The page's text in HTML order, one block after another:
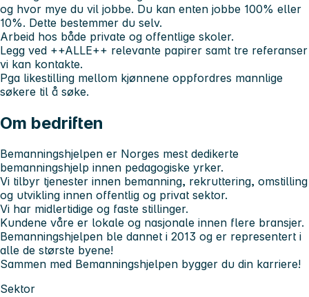
og hvor mye du vil jobbe. Du kan enten jobbe 100% eller
10%. Dette bestemmer du selv.
Arbeid hos både private og offentlige skoler.
Legg ved ++ALLE++ relevante papirer samt tre referanser
vi kan kontakte.
Pga likestilling mellom kjønnene oppfordres mannlige
søkere til å søke.
Om bedriften
Bemanningshjelpen er Norges mest dedikerte
bemanningshjelp innen pedagogiske yrker.
Vi tilbyr tjenester innen bemanning, rekruttering, omstilling
og utvikling innen offentlig og privat sektor.
Vi har midlertidige og faste stillinger.
Kundene våre er lokale og nasjonale innen flere bransjer.
Bemanningshjelpen ble dannet i 2013 og er representert i
alle de største byene!
Sammen med Bemanningshjelpen bygger du din karriere!
Sektor